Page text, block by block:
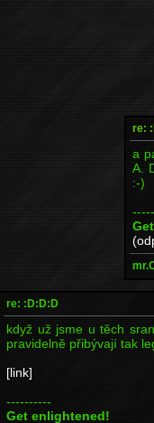
re:
a
A.
:-)
re: :D:D:D
když už jsme u těch
pravidelně přibývají tak
[link]
----------
Get enlightened!